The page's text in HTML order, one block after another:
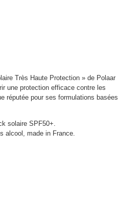
Très Haute Protection » de Polaar
une protection efficace contre les
réputée pour ses formulations basées
solaire SPF50+.
alcool, made in France.